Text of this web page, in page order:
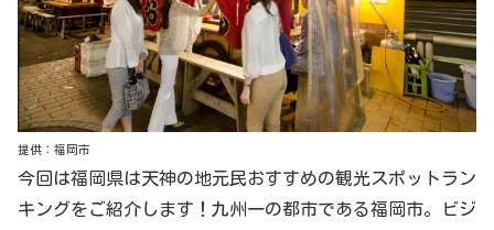
提供：福岡市
今回は福岡県は天神の地元民おすすめの観光スポットラン
キングをご紹介します！九州一の都市である福岡市。ビジ